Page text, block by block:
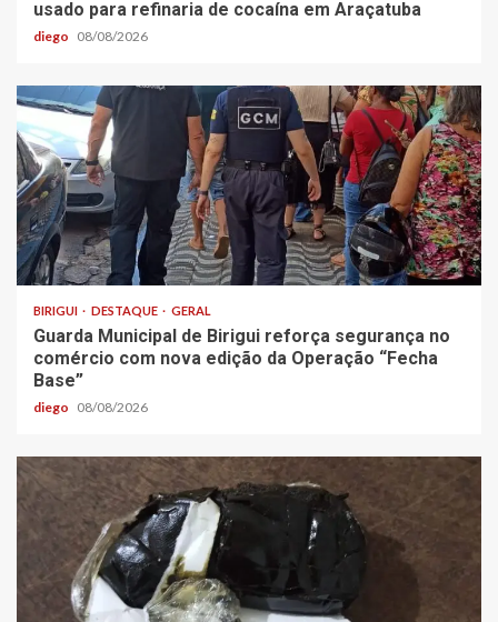
usado para refinaria de cocaína em Araçatuba
diego 08/08/2026
BIRIGUI DESTAQUE GERAL
Guarda Municipal de Birigui reforça segurança no
comércio com nova edição da Operação “Fecha
Base”
diego 08/08/2026